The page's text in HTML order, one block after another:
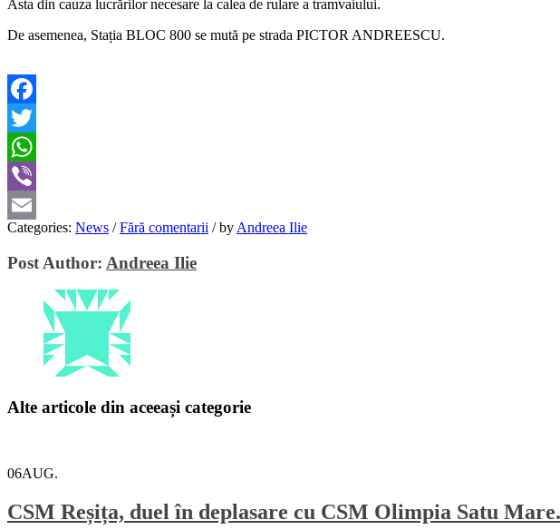
Asta din cauza lucrărilor necesare la calea de rulare a tramvaiului.
De asemenea, Stația BLOC 800 se mută pe strada PICTOR ANDREESCU.
Facebook
Twitter
WhatsApp
Viber
Email
Categories: News / Fără comentarii /by Andreea Ilie
Post Author: Andreea Ilie
Alte articole din aceeași categorie
06AUG.
CSM Reșița, duel în deplasare cu CSM Olimpia Satu